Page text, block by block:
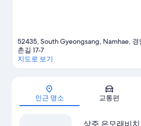
52435, South Gyeongsang, Namhae, 경
촌길 17-7
지도로 보기
인근 명소 교통편
상주 은모래비치